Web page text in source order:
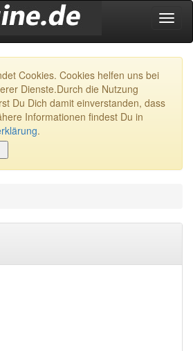
Cookies. Cookies helfen uns bei
Dienste.Durch die Nutzung
Du Dich damit einverstanden, dass
Informationen findest Du in
.